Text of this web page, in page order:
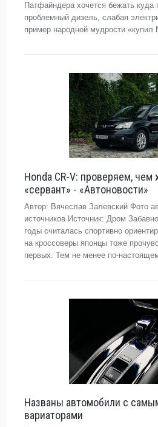
Патфайндера хочется бежать куда
проблемный дизель, слабая
пример народной мудрости «купил
Honda CR-V: проверяем, чем
«сервант» - «Автоновости»
Автор: Вячеслав Залевский Фото
источников Источник: Дром
годы считалась спортивно
на кроссоверы японцы тоже
первых. Тем не менее по-
Названы автомобили с
вариаторами